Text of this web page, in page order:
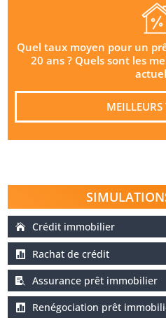
Quel taux moyen pour un
20 ans ? Quels sont les
Crédit immobilier
Rachat de crédit
Assurance prêt immobilier
Renégociation prêt